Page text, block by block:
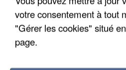
votre consentement à tout
"Gérer les cookies" situé
page.